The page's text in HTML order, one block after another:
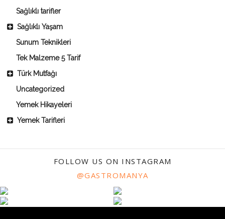
Sağlıklı tarifler
Sağlıklı Yaşam
Sunum Teknikleri
Tek Malzeme 5 Tarif
Türk Mutfağı
Uncategorized
Yemek Hikayeleri
Yemek Tarifleri
FOLLOW US ON INSTAGRAM
@GASTROMANYA